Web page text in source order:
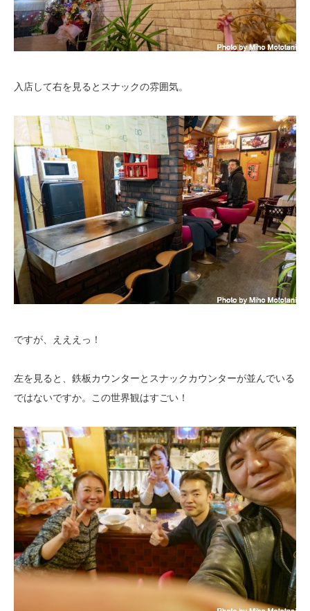
入店して右を見るとスナックの雰囲気。
ですが、えええっ！
左を見ると、鉄板カウンターとスナックカウンターが並んでいる
ではないですか。この世界観はすごい！